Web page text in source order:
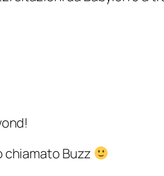
chiamato Buzz